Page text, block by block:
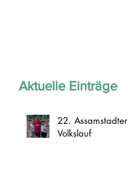
Aktuelle Einträge
22. Assamstadter
Volkslauf